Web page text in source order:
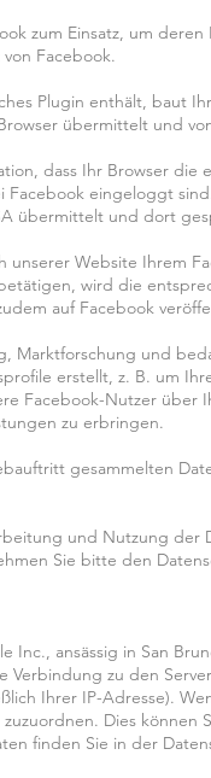
zum Einsatz, um
Facebook.
Plugin enthält, baut
übermittelt und
dass Ihr Browser
eingeloggt
übermittelt und dort
Website Ihrem
wird die
auf Facebook
Marktforschung und
erstellt, z. B. um
Facebook-Nutzer
zu erbringen.
gesammelten
und Nutzung der
Sie bitte den
ansässig in San
zu den
Ihrer IP-Adresse).
Dies
finden Sie in der